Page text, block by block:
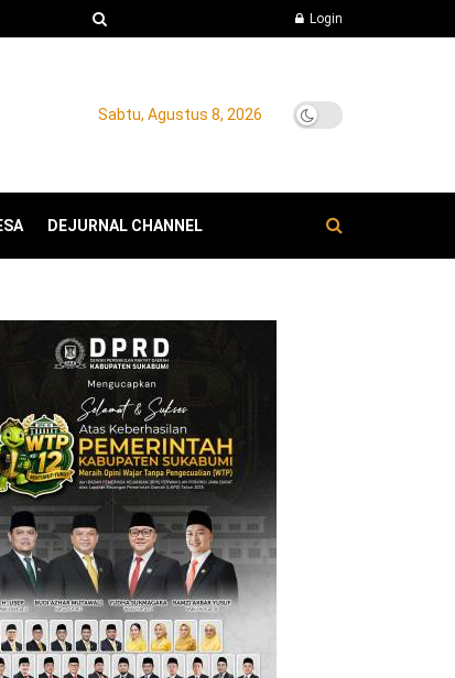
Login
Sabtu, Agustus 8, 2026
DEJURNAL CHANNEL